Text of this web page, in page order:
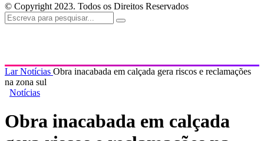
© Copyright 2023. Todos os Direitos Reservados
LarNotícias Obra inacabada em calçada gera riscos e reclamações
na zona sul
Notícias
Obra inacabada em calçada